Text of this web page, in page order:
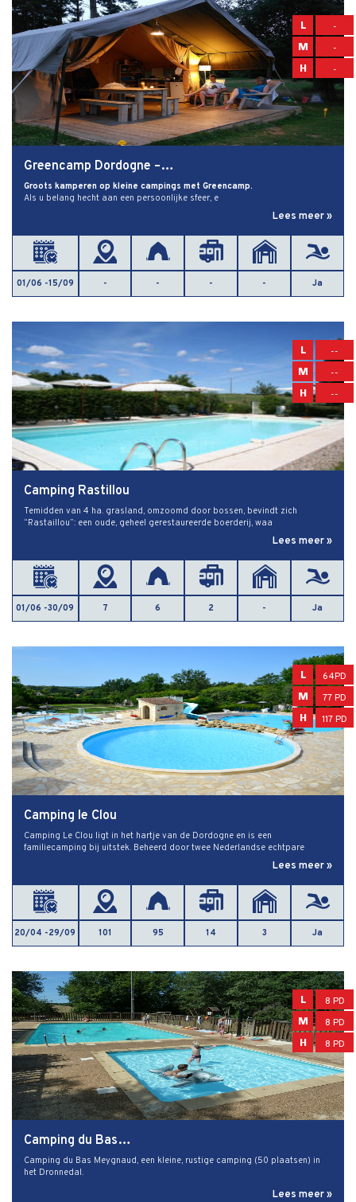
L -
M -
H -
Greencamp Dordogne –…
Groots kamperen op kleine campings met Greencamp.
Als u belang hecht aan een persoonlijke sfeer, e
Lees meer »
01/06 -15/09 - - - - Ja
L --
M --
H --
Camping Rastillou
Temidden van 4 ha. grasland, omzoomd door bossen, bevindt zich
“Rastaillou”: een oude, geheel gerestaureerde boerderij, waa
Lees meer »
01/06 -30/09 7 6 2 - Ja
L 64PD
M 77 PD
H 117 PD
Camping le Clou
Camping Le Clou ligt in het hartje van de Dordogne en is een
familiecamping bij uitstek. Beheerd door twee Nederlandse echtpare
Lees meer »
20/04 -29/09 101 95 14 3 Ja
L 8 PD
M 8 PD
H 8 PD
Camping du Bas…
Camping du Bas Meygnaud, een kleine, rustige camping (50 plaatsen) in
het Dronnedal.
Lees meer »